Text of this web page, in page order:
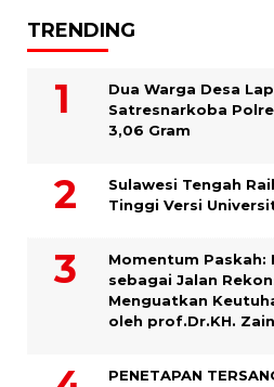
TRENDING
Dua Warga Desa
Satresnarkoba
3,06 Gram
Sulawesi Tengah
Tinggi Versi
Momentum Paskah:
sebagai Jalan
Menguatkan
oleh prof.Dr.KH.
PENETAPAN